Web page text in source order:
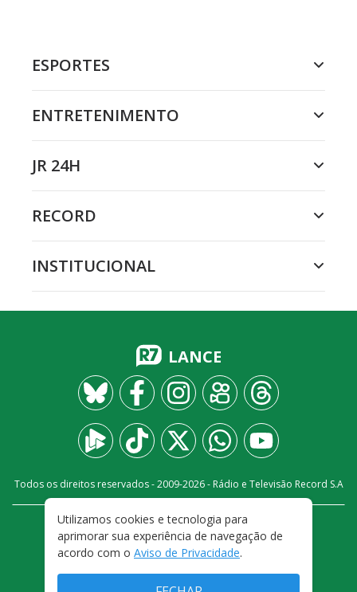
ESPORTES
ENTRETENIMENTO
JR 24H
RECORD
INSTITUCIONAL
LANCE
Todos os direitos reservados - 2009-2026- Rádio e Televisão Record S.A
FALE CONOSCO
PRIVACIDADE
TERMOS E CONDIÇÕES DE USO
Utilizamos cookies e tecnologia para
aprimorar sua experiência de navegação de
acordo com o Aviso de Privacidade.